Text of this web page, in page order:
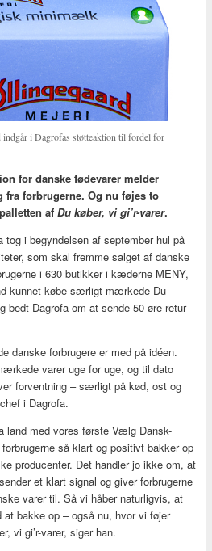
i Dagrofas støtteaktion til fordel for
for danske fødevarer melder
fra forbrugerne. Og nu føjes to
af Du køber, vi gi’r-varer.
tog i begyndelsen af september hul på
som skal fremme salget af danske
i 630 butikker i kæderne MENY,
kunnet købe særligt mærkede Du
bedt Dagrofa om at sende 50 øre retur
danske forbrugere er med på idéen.
varer uge for uge, og til dato
forventning – særligt på kød, ost og
i Dagrofa.
med vores første Vælg Dansk-
så klart og positivt bakker op
producenter. Det handler jo ikke om, at
et klart signal og giver forbrugerne
varer til. Så vi håber naturligvis, at
bakke op – også nu, hvor vi føjer
vi gi’r-varer, siger han.